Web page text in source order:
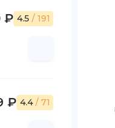
₽ 4.5 / 191
₽ 4.4 / 71